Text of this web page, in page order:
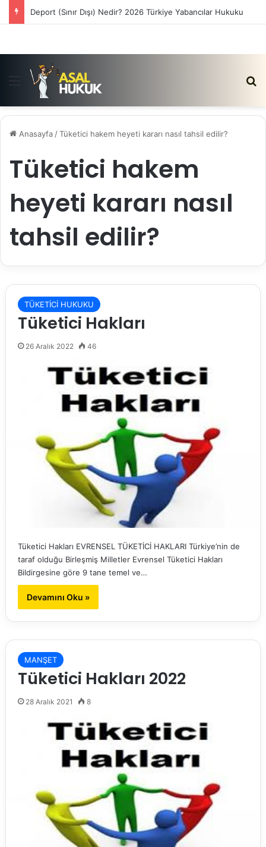
Deport (Sınır Dışı) Nedir? 2026 Türkiye Yabancılar Hukuku
Menü
Anasayfa /Tüketici hakem heyeti kararı nasıl tahsil edilir?
Tüketici hakem
heyeti kararı nasıl
tahsil edilir?
TÜKETİCİ HUKUKU
Tüketici Hakları
26 Aralık 2022 46
Tüketici Hakları EVRENSEL TÜKETİCİ HAKLARI Türkiye’nin de
taraf olduğu Birleşmiş Milletler Evrensel Tüketici Hakları
Bildirgesine göre 9 tane temel ve…
Devamını Oku »
MANŞET
Tüketici Hakları 2022
28 Aralık 2021 8